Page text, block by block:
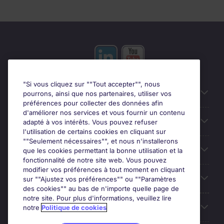
Liens utiles
Prix
Parcourir nos offres
Trends
Espace Employeurs
"Si vous cliquez sur ""Tout accepter"", nous
pourrons, ainsi que nos partenaires, utiliser vos
préférences pour collecter des données afin
d'améliorer nos services et vous fournir un contenu
adapté à vos intérêts. Vous pouvez refuser
l'utilisation de certains cookies en cliquant sur
""Seulement nécessaires"", et nous n'installerons
que les cookies permettant la bonne utilisation et la
fonctionnalité de notre site web. Vous pouvez
modifier vos préférences à tout moment en cliquant
sur ""Ajustez vos préférences"" ou ""Paramètres
des cookies"" au bas de n'importe quelle page de
notre site. Pour plus d'informations, veuillez lire
notre Politique de cookies